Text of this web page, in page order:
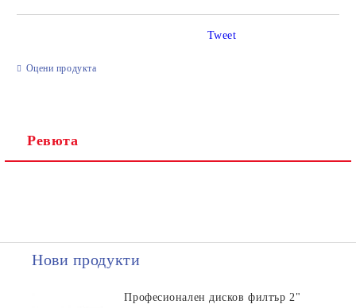
Оцени продукта
Tweet
Ревюта
Нови продукти
Професионален дисков филтър 2"